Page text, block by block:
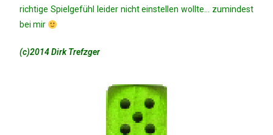
richtige Spielgefühl leider nicht einstellen wollte… zumindest
bei mir
(c)2014 Dirk Trefzger